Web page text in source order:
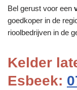
Bel gerust voor een
goedkoper in de
rioolbedrijven in de
Kelder
Esbeek: